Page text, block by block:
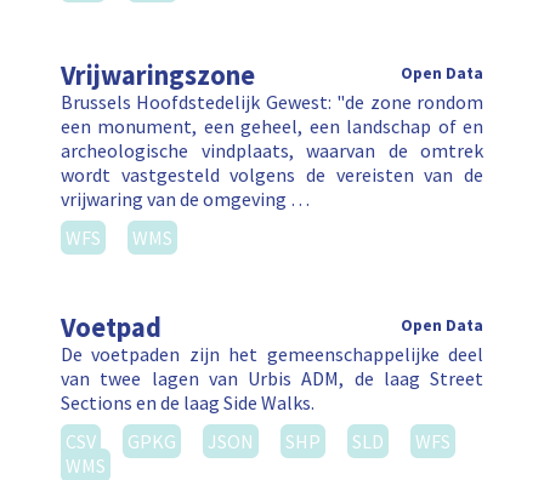
Vrijwaringszone Open Data
Brussels Hoofdstedelijk Gewest: "de zone rondom
een monument, een geheel, een landschap of en
archeologische vindplaats, waarvan de omtrek
wordt vastgesteld volgens de vereisten van de
vrijwaring van de omgeving …
WFS
WMS
Voetpad Open Data
De voetpaden zijn het gemeenschappelijke deel
van twee lagen van Urbis ADM, de laag Street
Sections en de laag Side Walks.
CSV
GPKG JSON SHP SLD
WFS
WMS